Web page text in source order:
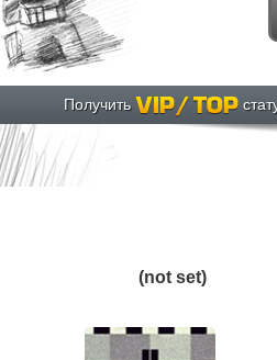
Получить
(not set)